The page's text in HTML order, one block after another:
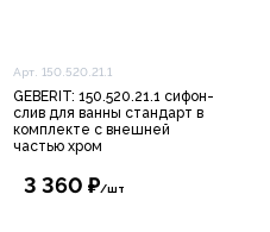
Арт. 150.520.21.1
GEBERIT: 150.520.21.1 сифон-
слив для ванны стандарт в
комплекте с внешней
частью хром
3 360 ₽/шт